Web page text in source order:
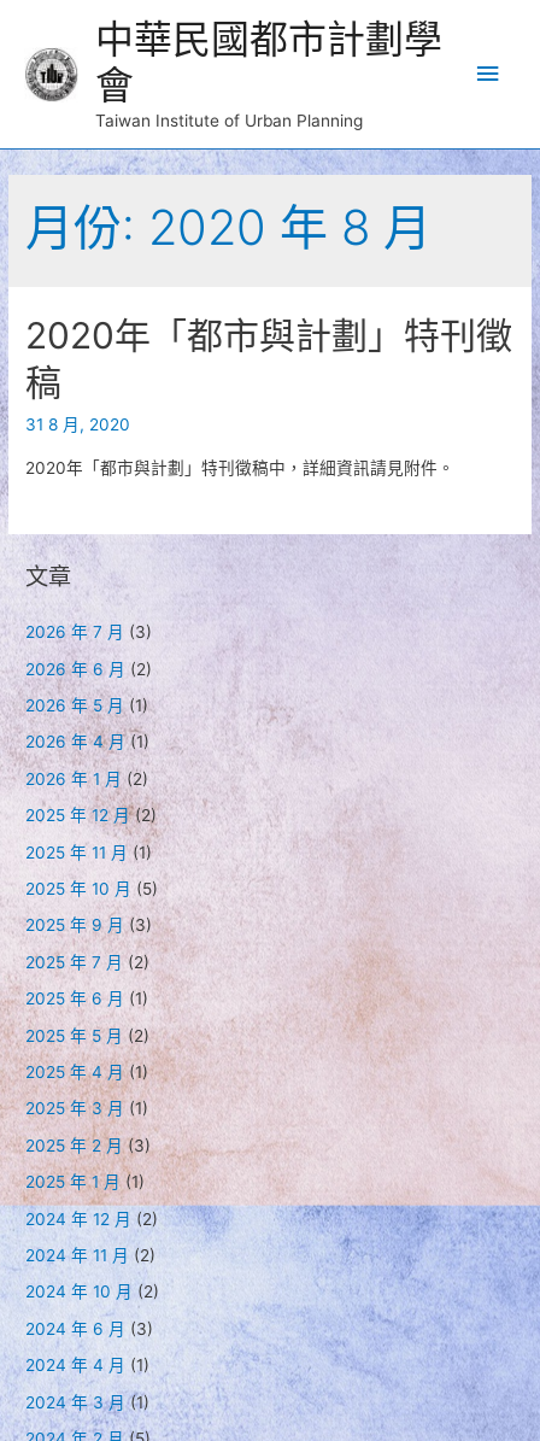
中華民國都市計劃學
會
Taiwan Institute of Urban Planning
Main
月份: 2020 年 8 月
2020年「都市與計劃」特刊徵
稿
31 8 月, 2020
2020年「都市與計劃」特刊徵稿中，詳細資訊請見附件。
文章
2026 年 7 月 (3)
2026 年 6 月 (2)
2026 年 5 月 (1)
2026 年 4 月(1)
2026 年 1 月(2)
2025 年 12 月(2)
2025 年 11 月(1)
2025 年 10 月 (5)
2025 年 9 月(3)
2025 年 7 月 (2)
2025 年 6 月 (1)
2025 年 5 月 (2)
2025 年 4 月(1)
2025 年 3 月(1)
2025 年 2 月(3)
2025 年 1 月(1)
2024 年 12 月 (2)
2024 年 11 月 (2)
2024 年 10 月 (2)
2024 年 6 月 (3)
2024 年 4 月 (1)
2024 年 3 月(1)